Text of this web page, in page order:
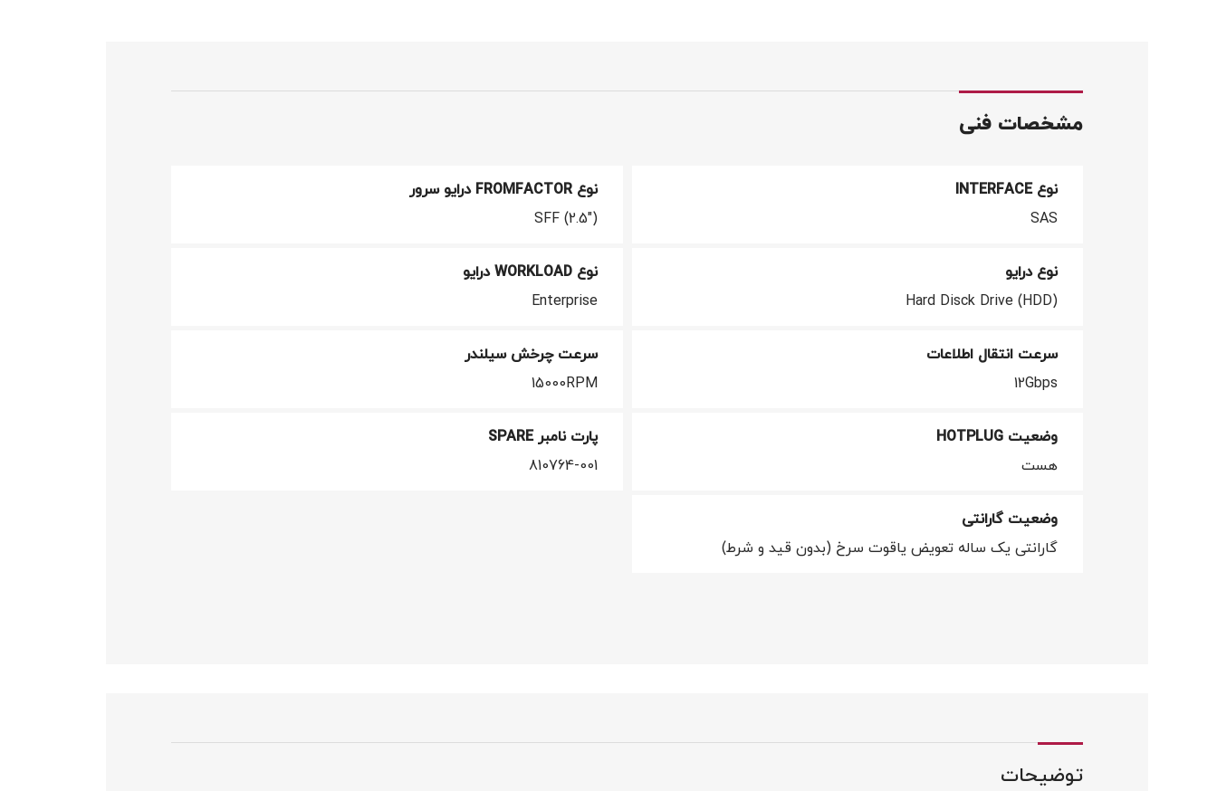
مشخصات فنی
نوع INTERFACE
SAS
نوع FROMFACTOR درایو سرور
SFF (2.5")
نوع درایو
Hard Disck Drive (HDD)
نوع WORKLOAD درایو
Enterprise
سرعت انتقال اطلاعات
12Gbps
سرعت چرخش سیلندر
15000RPM
وضعیت HOTPLUG
هست
پارت نامبر SPARE
810764-001
وضعیت گارانتی
گارانتی یک ساله تعویض یاقوت سرخ (بدون قید و شرط)
توضیحات